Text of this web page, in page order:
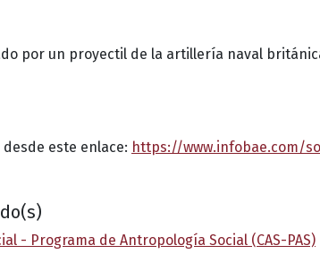
por un proyectil de la artillería naval
este enlace: https://www.infobae.com/
- Programa de Antropología Social (CAS-PAS)